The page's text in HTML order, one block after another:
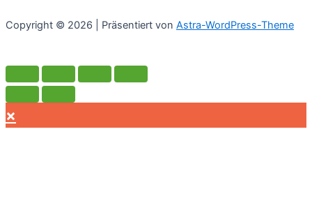
Copyright © 2026 | Präsentiert von Astra-WordPress-Theme
×